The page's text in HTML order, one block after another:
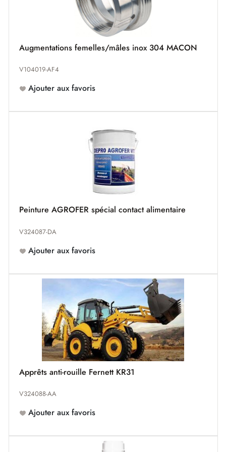
Augmentations femelles/mâles inox 304 MACON
V104019-AF4
Ajouter aux favoris
Peinture AGROFER spécial contact alimentaire
V324087-DA
Ajouter aux favoris
Apprêts anti-rouille Fernett KR31
V324088-AA
Ajouter aux favoris